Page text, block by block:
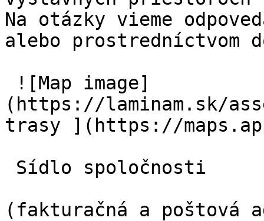
Na otázky vieme
alebo prostredníctvom
(https://laminam.sk/
trasy ](https://
(fakturačná a poštová